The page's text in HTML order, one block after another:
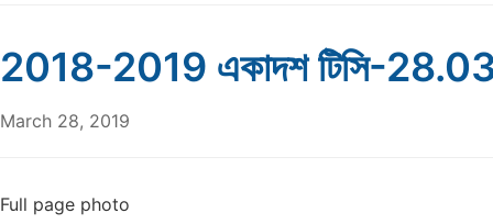
2018-2019 একাদশ টিসি-
March 28, 2019
Full page photo